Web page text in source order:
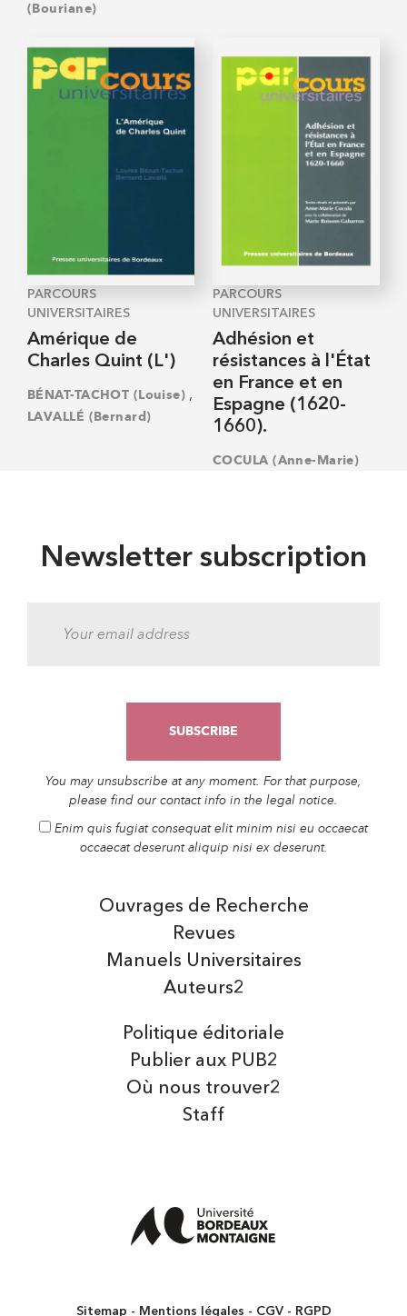
(Bouriane)
PARCOURS
UNIVERSITAIRES
Amérique de
Charles Quint (L')
BÉNAT-TACHOT (Louise) ,
LAVALLÉ (Bernard)
PARCOURS
UNIVERSITAIRES
Adhésion et
résistances à l'État
en France et en
Espagne (1620-
1660).
COCULA (Anne-Marie)
Newsletter subscription
You may unsubscribe at any moment. For that purpose,
please find our contact info in the legal notice.
Enim quis fugiat consequat elit minim nisi eu occaecat
occaecat deserunt aliquip nisi ex deserunt.
Auteurs2
Manuels Universitaires
Ouvrages de Recherche
Revues
Politique éditoriale
Publier aux PUB2
Où nous trouver2
Staff
Sitemap Mentions légales CGV RGPD